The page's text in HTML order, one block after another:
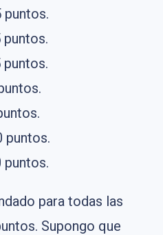
puntos.
puntos.
puntos.
puntos.
puntos.
para todas las
Supongo que